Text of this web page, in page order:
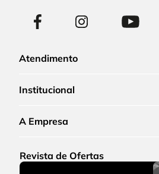
Atendimento
Institucional
A Empresa
Revista de Ofertas